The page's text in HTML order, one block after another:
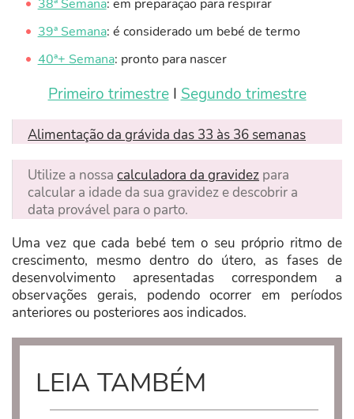
38ª Semana: em preparação para respirar
39ª Semana: é considerado um bebé de termo
40ª+ Semana: pronto para nascer
Primeiro trimestreISegundo trimestre
Alimentação da grávida das 33 às 36 semanas
Utilize a nossa calculadora da gravidez para
calcular a idade da sua gravidez e descobrir a
data provável para o parto.
Uma vez que cada bebé tem o seu próprio ritmo de
crescimento, mesmo dentro do útero, as fases de
desenvolvimento apresentadas correspondem a
observações gerais, podendo ocorrer em períodos
anteriores ou posteriores aos indicados.
LEIA TAMBÉM